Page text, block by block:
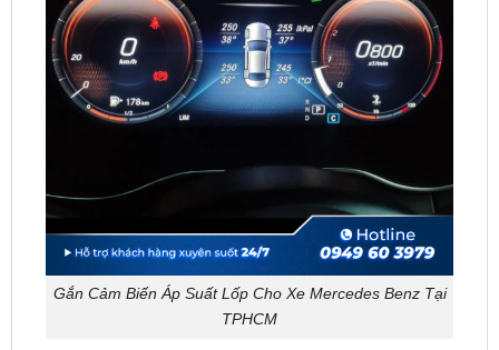
Gắn Cảm Biến Áp Suất Lốp Cho Xe Mercedes Benz Tại
TPHCM
Cảm Biến Áp Suất Lốp Xe Mercedes Là Gì